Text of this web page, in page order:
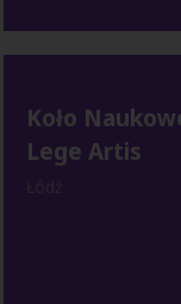
Koło
Lege Artis